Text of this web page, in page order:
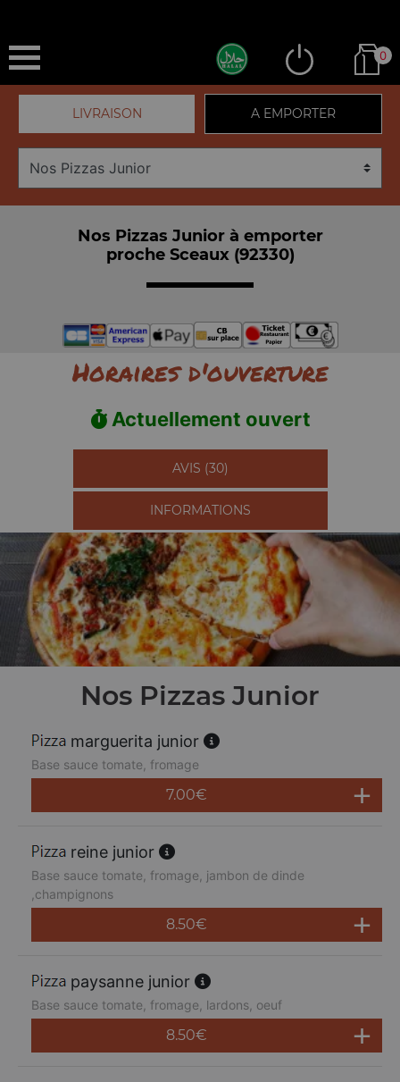
0
LIVRAISON A EMPORTER
Nos Pizzas Junior à emporter
proche Sceaux (92330)
Horaires d'ouverture
Actuellement ouvert
AVIS (30)
INFORMATIONS
Nos Pizzas Junior
marguerita junior
Base sauce tomate, fromage
7.00€
reine junior
Base sauce tomate, fromage, jambon de dinde
,champignons
8.50€
paysanne junior
Base sauce tomate, fromage, lardons, oeuf
8.50€